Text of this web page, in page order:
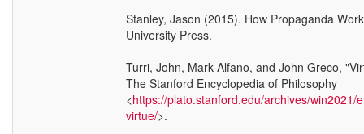
Stanley, Jason (2015). How Propaganda
University Press.
Turri, John, Mark Alfano, and John Greco,
The Stanford Encyclopedia of Philosophy
<https://plato.stanford.edu/archives/win2021/
virtue/>.